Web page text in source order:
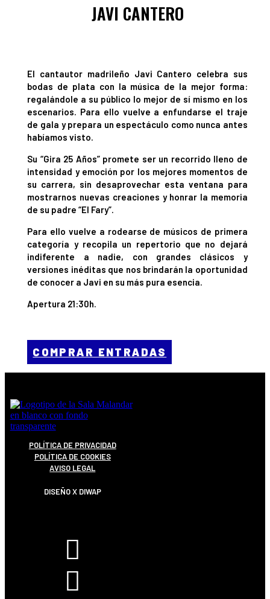
JAVI CANTERO
El cantautor madrileño Javi Cantero celebra sus
bodas de plata con la música de la mejor forma:
regalándole a su público lo mejor de sí mismo en los
escenarios. Para ello vuelve a enfundarse el traje
de gala y prepara un espectáculo como nunca antes
habíamos visto.
Su “Gira 25 Años” promete ser un recorrido lleno de
intensidad y emoción por los mejores momentos de
su carrera, sin desaprovechar esta ventana para
mostrarnos nuevas creaciones y honrar la memoria
de su padre “El Fary”.
Para ello vuelve a rodearse de músicos de primera
categoría y recopila un repertorio que no dejará
indiferente a nadie, con grandes clásicos y
versiones inéditas que nos brindarán la oportunidad
de conocer a Javi en su más pura esencia.
Apertura 21:30h.
COMPRAR ENTRADAS
POLÍTICA DE PRIVACIDAD
POLÍTICA DE COOKIES
AVISO LEGAL
DISEÑO X DIWAP